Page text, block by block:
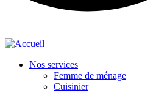
Nos services
Femme de ménage
Cuisinier